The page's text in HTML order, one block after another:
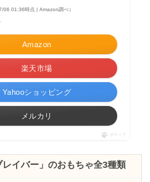
06 01:36時点 | Amazon調べ）
Amazon
楽天市場
Yahooショッピング
メルカリ
ポチップ
イバー」のおもちゃ全3種類